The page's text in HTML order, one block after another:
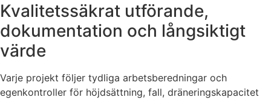
Kvalitetssäkrat utförande,
dokumentation och långsiktigt
värde
Varje projekt följer tydliga arbetsberedningar och
egenkontroller för höjdsättning, fall, dräneringskapacitet